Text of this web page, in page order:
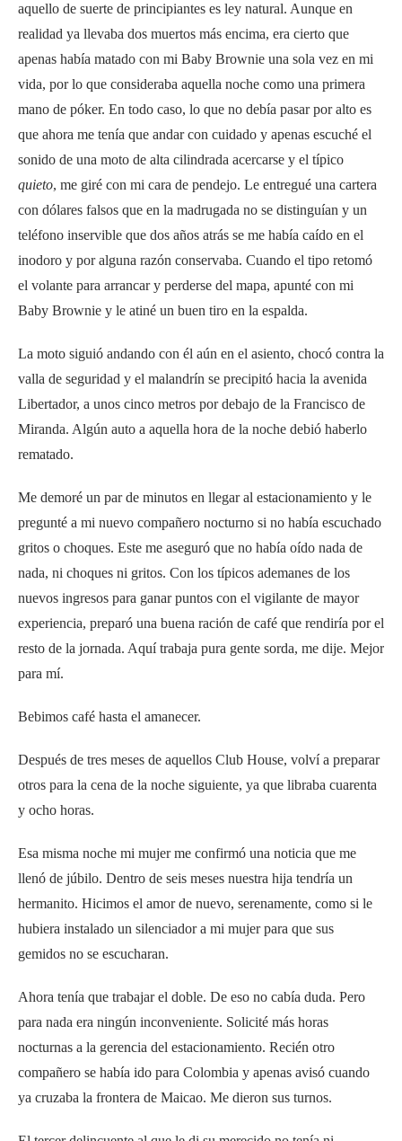
aquello de suerte de principiantes es ley natural. Aunque en
realidad ya llevaba dos muertos más encima, era cierto que
apenas había matado con mi Baby Brownie una sola vez en mi
vida, por lo que consideraba aquella noche como una primera
mano de póker. En todo caso, lo que no debía pasar por alto es
que ahora me tenía que andar con cuidado y apenas escuché el
sonido de una moto de alta cilindrada acercarse y el típico
quieto, me giré con mi cara de pendejo. Le entregué una cartera
con dólares falsos que en la madrugada no se distinguían y un
teléfono inservible que dos años atrás se me había caído en el
inodoro y por alguna razón conservaba. Cuando el tipo retomó
el volante para arrancar y perderse del mapa, apunté con mi
Baby Brownie y le atiné un buen tiro en la espalda.
La moto siguió andando con él aún en el asiento, chocó contra la
valla de seguridad y el malandrín se precipitó hacia la avenida
Libertador, a unos cinco metros por debajo de la Francisco de
Miranda. Algún auto a aquella hora de la noche debió haberlo
rematado.
Me demoré un par de minutos en llegar al estacionamiento y le
pregunté a mi nuevo compañero nocturno si no había escuchado
gritos o choques. Este me aseguró que no había oído nada de
nada, ni choques ni gritos. Con los típicos ademanes de los
nuevos ingresos para ganar puntos con el vigilante de mayor
experiencia, preparó una buena ración de café que rendiría por el
resto de la jornada. Aquí trabaja pura gente sorda, me dije. Mejor
para mí.
Bebimos café hasta el amanecer.
Después de tres meses de aquellos Club House, volví a preparar
otros para la cena de la noche siguiente, ya que libraba cuarenta
y ocho horas.
Esa misma noche mi mujer me confirmó una noticia que me
llenó de júbilo. Dentro de seis meses nuestra hija tendría un
hermanito. Hicimos el amor de nuevo, serenamente, como si le
hubiera instalado un silenciador a mi mujer para que sus
gemidos no se escucharan.
Ahora tenía que trabajar el doble. De eso no cabía duda. Pero
para nada era ningún inconveniente. Solicité más horas
nocturnas a la gerencia del estacionamiento. Recién otro
compañero se había ido para Colombia y apenas avisó cuando
ya cruzaba la frontera de Maicao. Me dieron sus turnos.